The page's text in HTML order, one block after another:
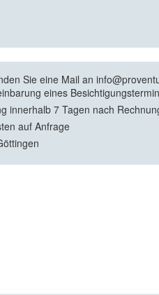
Sie eine Mail an
eines
innerhalb 7 Tagen nach
auf Anfrage